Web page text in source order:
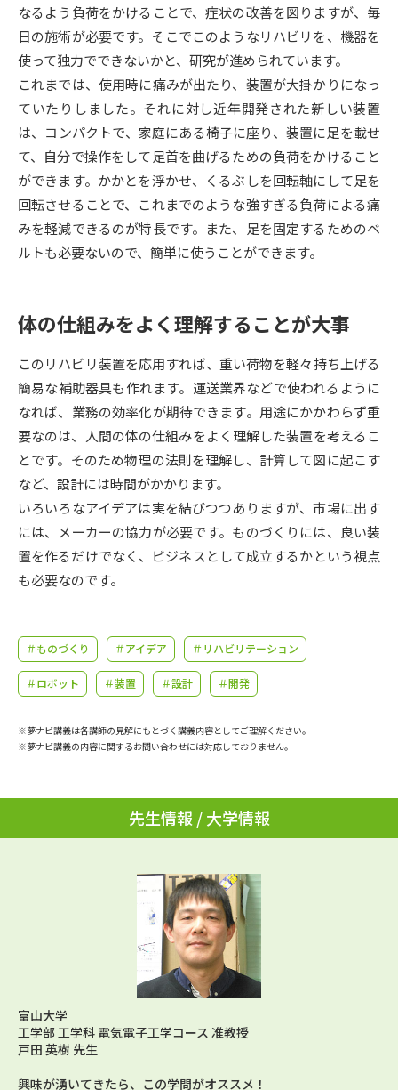
新学年スタート号特集ページ
（高3生用）
新学年スタート号特集ページ
（高2生用）
SELFBRAND特集ページ
オープンキャンパスなどを調べる
オープンキャンパス検索 実施プログラムから探す
来場型・Web型イベント特集 夢ナビライブ
志望校・出願校を調べる
併願校選び 受験スケジュールを立てよう
先輩が入学を決めた理由 テレメール全国一斉進学調査
新生活お役立ちガイド
大学で学びたい学問発見
学問のミニ講義「夢ナビ講義」 学問分野解説
学問の教科書 夢ナビライブ
ユーザーサポート
Ｑ＆Ａ よくあるご質問 大学進学IDについて
受付内容・発送状況の確認
個人情報取扱規定
テレメール進学カタログ
訂正のご案内
なるよう負荷をかけることで、症状の改善を図りますが、毎
日の施術が必要です。そこでこのようなリハビリを、機器を
使って独力でできないかと、研究が進められています。
これまでは、使用時に痛みが出たり、装置が大掛かりになっ
ていたりしました。それに対し近年開発された新しい装置
は、コンパクトで、家庭にある椅子に座り、装置に足を載せ
て、自分で操作をして足首を曲げるための負荷をかけること
ができます。かかとを浮かせ、くるぶしを回転軸にして足を
回転させることで、これまでのような強すぎる負荷による痛
みを軽減できるのが特長です。また、足を固定するためのベ
ルトも必要ないので、簡単に使うことができます。
体の仕組みをよく理解することが大事
このリハビリ装置を応用すれば、重い荷物を軽々持ち上げる
簡易な補助器具も作れます。運送業界などで使われるように
なれば、業務の効率化が期待できます。用途にかかわらず重
要なのは、人間の体の仕組みをよく理解した装置を考えるこ
とです。そのため物理の法則を理解し、計算して図に起こす
など、設計には時間がかかります。
いろいろなアイデアは実を結びつつありますが、市場に出す
には、メーカーの協力が必要です。ものづくりには、良い装
置を作るだけでなく、ビジネスとして成立するかという視点
も必要なのです。
＃ものづくり ＃アイデア ＃リハビリテーション
＃ロボット ＃装置 ＃設計 ＃開発
※夢ナビ講義は各講師の見解にもとづく講義内容としてご理解ください。
※夢ナビ講義の内容に関するお問い合わせには対応しておりません。
先生情報 / 大学情報
富山大学
工学部 工学科 電気電子工学コース 准教授
戸田 英樹 先生
興味が湧いてきたら、この学問がオススメ！